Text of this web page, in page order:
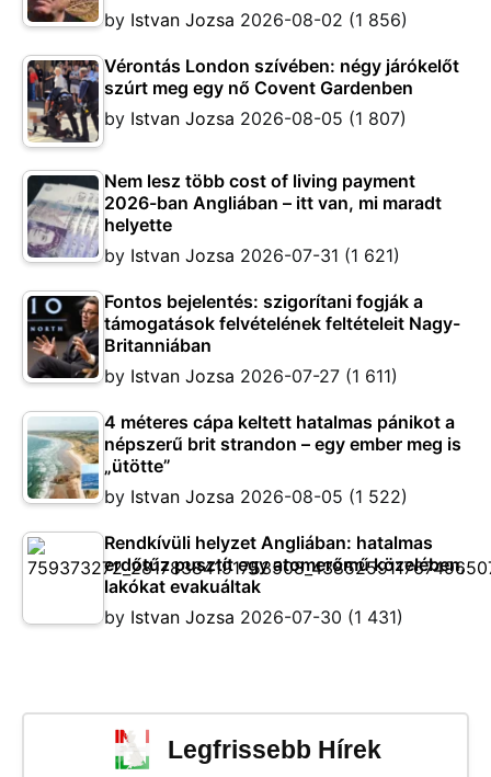
by Istvan Jozsa 2026-08-02 (1 856)
Vérontás London szívében: négy járókelőt
szúrt meg egy nő Covent Gardenben
by Istvan Jozsa 2026-08-05 (1 807)
Nem lesz több cost of living payment
2026-ban Angliában – itt van, mi maradt
helyette
by Istvan Jozsa 2026-07-31 (1 621)
Fontos bejelentés: szigorítani fogják a
támogatások felvételének feltételeit Nagy-
Britanniában
by Istvan Jozsa 2026-07-27 (1 611)
4 méteres cápa keltett hatalmas pánikot a
népszerű brit strandon – egy ember meg is
„ütötte”
by Istvan Jozsa 2026-08-05 (1 522)
Rendkívüli helyzet Angliában: hatalmas
erdőtűz pusztít egy atomerőmű közelében,
lakókat evakuáltak
by Istvan Jozsa 2026-07-30 (1 431)
Legfrissebb Hírek